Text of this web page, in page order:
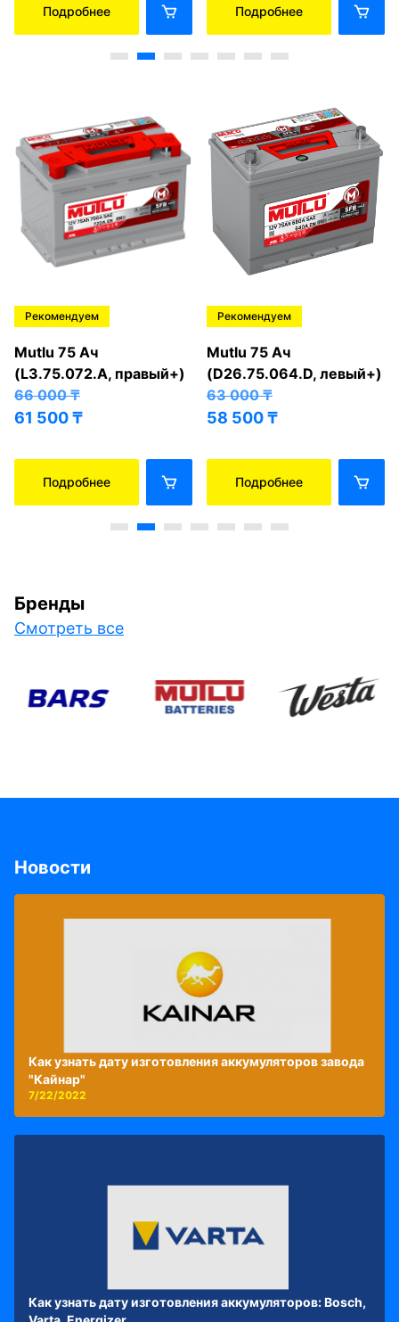
Подробнее Подробнее
Рекомендуем
Mutlu 75 Ач
(L3.75.072.A, правый+)
66 000₸
61 500₸
Подробнее
Рекомендуем
Mutlu 75 Ач
(D26.75.064.D, левый+)
63 000₸
58 500₸
Подробнее
Бренды
Смотреть все
Новости
Как узнать дату изготовления аккумуляторов завода
"Кайнар"
7/22/2022
Как узнать дату изготовления аккумуляторов: Bosch,